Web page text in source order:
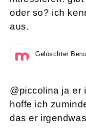
oder so? ich
aus.
Gelöschter
@piccolina ja er
hoffe ich
das er